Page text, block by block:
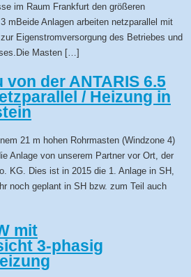
im Raum Frankfurt den größeren
mBeide Anlagen arbeiten netzparallel mit
Eigenstromversorgung des Betriebes und
Masten […]
der ANTARIS 6.5
/ Heizung in
21 m hohen Rohrmasten (Windzone 4)
Anlage von unserem Partner vor Ort, der
KG. Dies ist in 2015 die 1. Anlage in SH,
noch geplant in SH bzw. zum Teil auch
mit
3-phasig